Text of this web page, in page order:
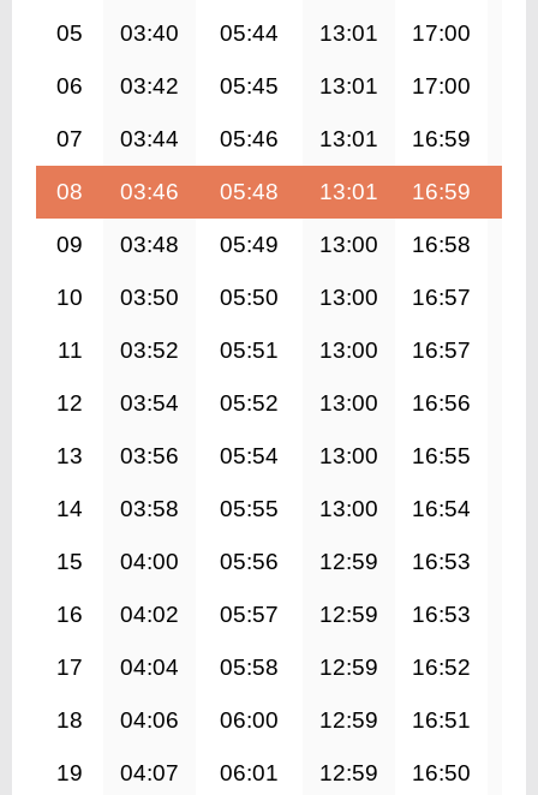
05 03:40 05:44 13:01 17:00
06 03:42 05:45 13:01 17:00
07 03:44 05:46 13:01 16:59
08 03:46 05:48 13:01 16:59
09 03:48 05:49 13:00 16:58
10 03:50 05:50 13:00 16:57
11 03:52 05:51 13:00 16:57
12 03:54 05:52 13:00 16:56
13 03:56 05:54 13:00 16:55
14 03:58 05:55 13:00 16:54
15 04:00 05:56 12:59 16:53
16 04:02 05:57 12:59 16:53
17 04:04 05:58 12:59 16:52
18 04:06 06:00 12:59 16:51
19 04:07 06:01 12:59 16:50